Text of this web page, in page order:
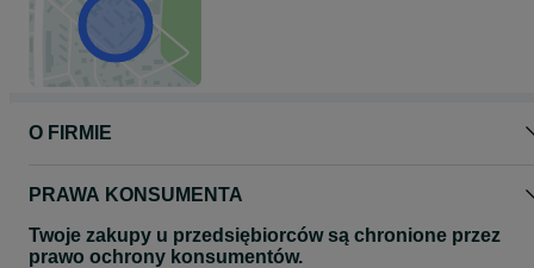
O FIRMIE
PRAWA KONSUMENTA
Twoje zakupy u przedsiębiorców są chronione przez
prawo ochrony konsumentów.